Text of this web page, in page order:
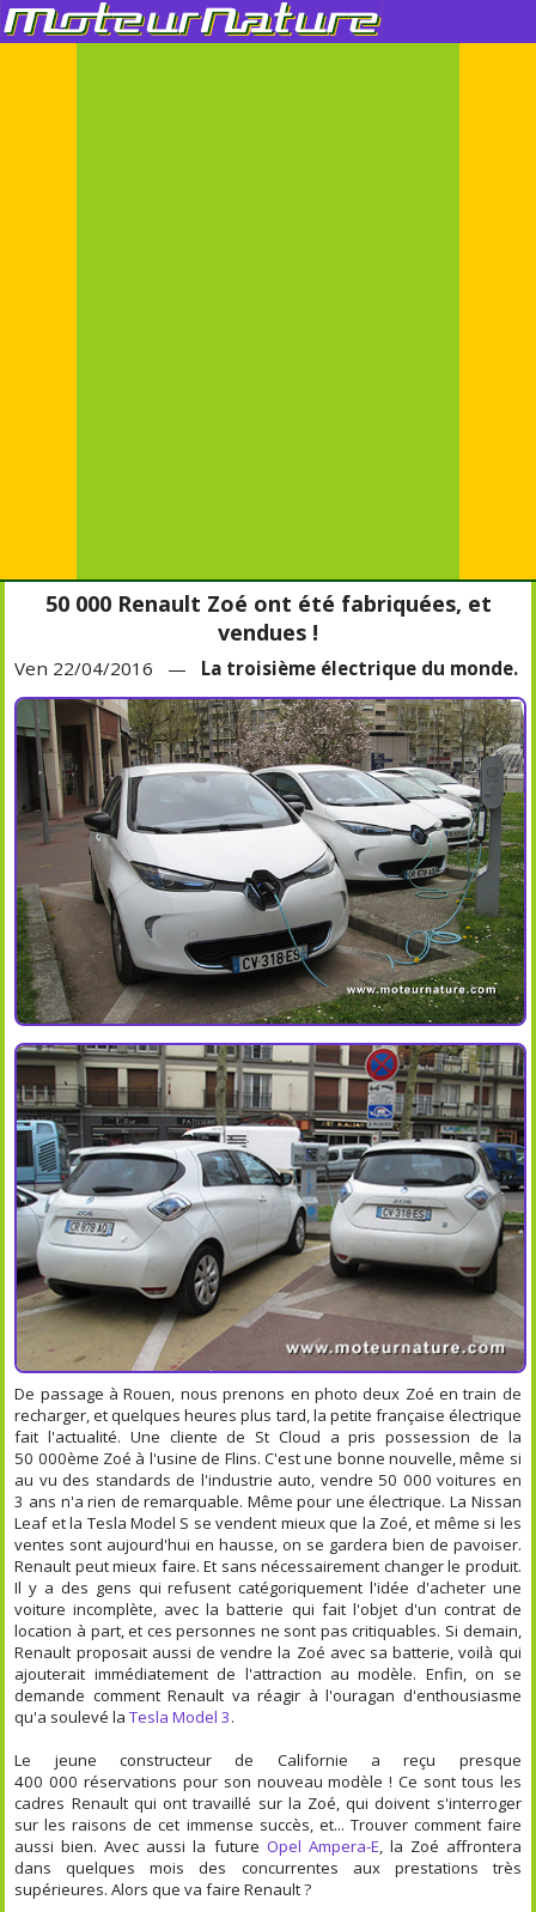
50 000 Renault Zoé ont été fabriquées, et
vendues !
Ven 22/04/2016 — La troisième électrique du monde.
De passage à Rouen, nous prenons en photo deux Zoé en train de
recharger, et quelques heures plus tard, la petite française électrique
fait l'actualité. Une cliente de St Cloud a pris possession de la
50 000ème Zoé à l'usine de Flins. C'est une bonne nouvelle, même si
au vu des standards de l'industrie auto, vendre 50 000 voitures en
3 ans n'a rien de remarquable. Même pour une électrique. La Nissan
Leaf et la Tesla Model S se vendent mieux que la Zoé, et même si les
ventes sont aujourd'hui en hausse, on se gardera bien de pavoiser.
Renault peut mieux faire. Et sans nécessairement changer le produit.
Il y a des gens qui refusent catégoriquement l'idée d'acheter une
voiture incomplète, avec la batterie qui fait l'objet d'un contrat de
location à part, et ces personnes ne sont pas critiquables. Si demain,
Renault proposait aussi de vendre la Zoé avec sa batterie, voilà qui
ajouterait immédiatement de l'attraction au modèle. Enfin, on se
demande comment Renault va réagir à l'ouragan d'enthousiasme
qu'a soulevé laTesla Model 3.
Le jeune constructeur de Californie a reçu presque
400 000 réservations pour son nouveau modèle ! Ce sont tous les
cadres Renault qui ont travaillé sur la Zoé, qui doivent s'interroger
sur les raisons de cet immense succès, et... Trouver comment faire
aussi bien. Avec aussi la future Opel Ampera-E , la Zoé affrontera
dans quelques mois des concurrentes aux prestations très
supérieures. Alors que va faire Renault ?